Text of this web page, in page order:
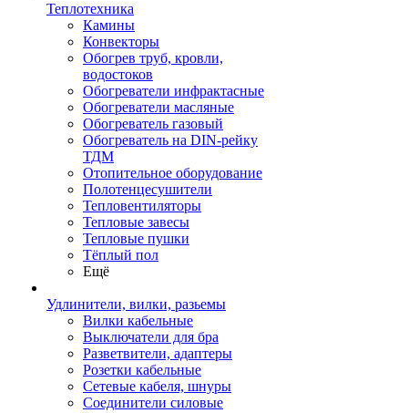
Теплотехника
Камины
Конвекторы
Обогрев труб, кровли,
водостоков
Обогреватели инфрактасные
Обогреватели масляные
Обогреватель газовый
Обогреватель на DIN-рейку
ТДМ
Отопительное оборудование
Полотенцесушители
Тепловентиляторы
Тепловые завесы
Тепловые пушки
Тёплый пол
Ещё
Удлинители, вилки, разьемы
Вилки кабельные
Выключатели для бра
Разветвители, адаптеры
Розетки кабельные
Сетевые кабеля, шнуры
Соединители силовые